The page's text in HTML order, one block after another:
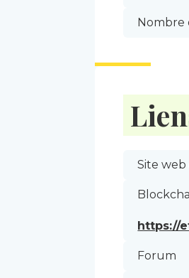
Nombre
Site web
https://
Forum